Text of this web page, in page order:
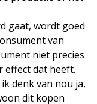
gaat, wordt goed
van
niet precies
effect dat heeft.
denk van nou ja,
dit kopen